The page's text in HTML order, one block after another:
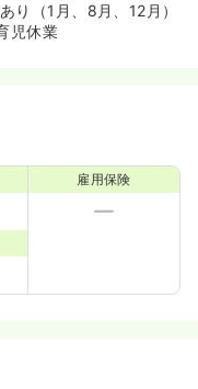
り（1月、8月、12月）
児休業
雇用保険